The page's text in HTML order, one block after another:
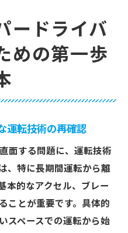
の活用法
を和らげる方法
のステップ
埼玉県で安心して再
再学習プログラム
のポイント
学ぶ意義
と時間の選び方
けの個別指導の利点
る新たな運転知識
ードライバ
めの第一歩
運転技術の再確認
面する問題に、運転技術
、特に長期間運転から離
本的なアクセル、ブレー
ことが重要です。具体的
スペースでの運転から始